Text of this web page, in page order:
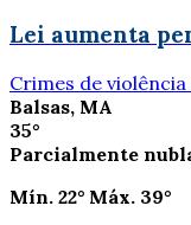
Lei aumenta
Crimes de
Balsas, MA
35°
Parcialmente
Mín. 22° Máx. 39°